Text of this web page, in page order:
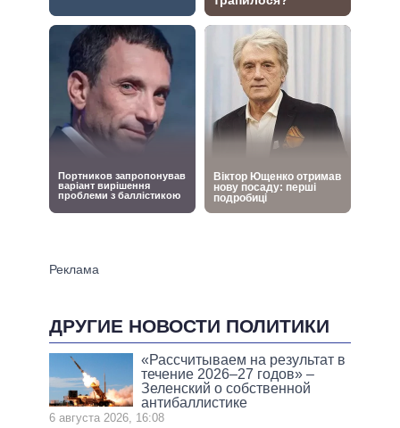
ДРУГИЕ НОВОСТИ ПОЛИТИКИ
«Рассчитываем на результат в
течение 2026–27 годов» –
Зеленский о собственной
антибаллистике
6 августа 2026, 16:08